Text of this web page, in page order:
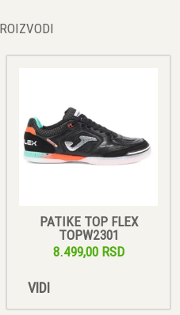
PATIKE TOP FLEX
TOPW2301
8.499,00 RSD
VIDI